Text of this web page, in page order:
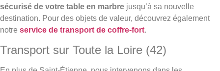
sécurisé de votre table en marbre jusqu’à sa nouvelle
destination. Pour des objets de valeur, découvrez également
notre service de transport de coffre-fort.
Transport sur Toute la Loire (42)